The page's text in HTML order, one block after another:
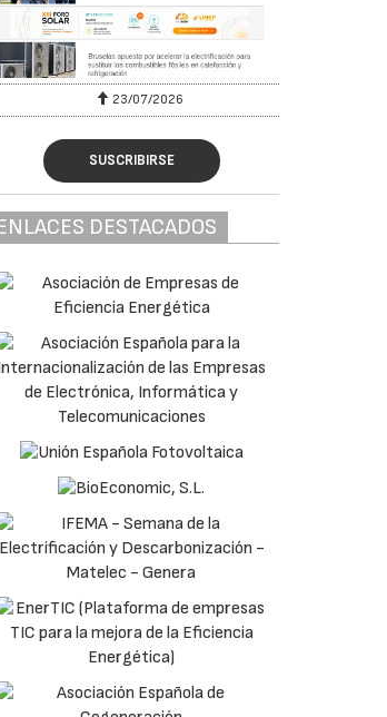
23/07/2026
SUSCRIBIRSE
DESTACADOS